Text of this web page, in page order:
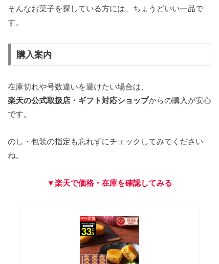
そんなお菓子を探している方には、ちょうどいい一品で
す。
購入案内
在庫切れや号数違いを避けたい場合は、
楽天の公式取扱店・ギフト対応ショップからの購入が安心
です。
のし・包装の指定も忘れずにチェックしてみてください
ね。
▼楽天で価格・在庫を確認してみる